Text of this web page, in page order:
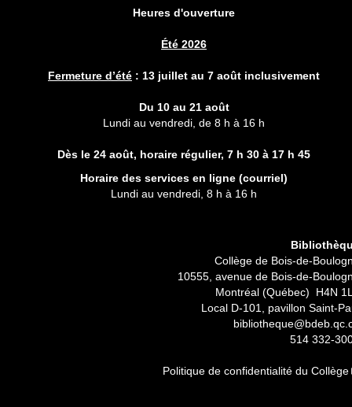
Heures d'ouverture
Été 2026
Fermeture d’été : 13 juillet au 7 août inclusivement
Du 10 au 21 août
Lundi au vendredi, de 8 h à 16 h
Dès le 24 août, horaire régulier, 7 h 30 à 17 h 45
Horaire des services en ligne (courriel)
Lundi au vendredi, 8 h à 16 h
Collège de Bois-de-
10555, avenue de Bois-de-
Montréal (Québec) H4N
Local D-101, pavillon Saint-
514 332-
Politique de confidentialité du Collège